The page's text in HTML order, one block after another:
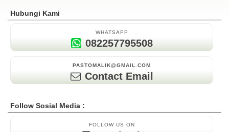
Hubungi Kami
WHATSAPP
082257795508
PASTOMALIK@GMAIL.COM
Contact Email
Follow Sosial Media :
FOLLOW US ON